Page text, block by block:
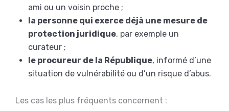
ami ou un voisin proche ;
la personne qui exerce déjà une mesure de
protection juridique, par exemple un
curateur ;
le procureur de la République, informé d’une
situation de vulnérabilité ou d’un risque d’abus.
Les cas les plus fréquents concernent :